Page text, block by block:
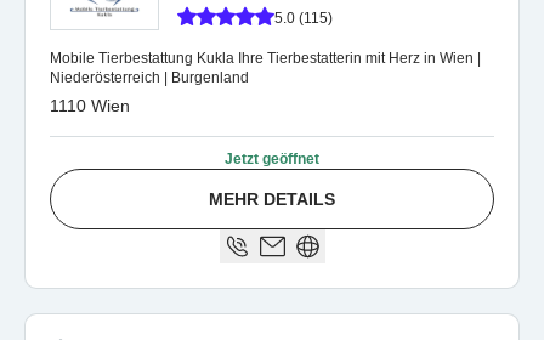
5.0 (115)
Mobile Tierbestattung Kukla Ihre Tierbestatterin mit Herz in Wien |
Niederösterreich | Burgenland
1110 Wien
Jetzt geöffnet
MEHR DETAILS